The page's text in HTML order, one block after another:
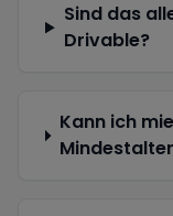
Sind das
Drivable?
Kann ich